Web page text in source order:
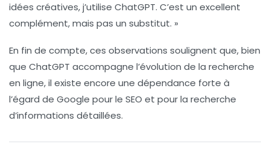
idées créatives, j’utilise ChatGPT. C’est un excellent
complément, mais pas un substitut. »
En fin de compte, ces observations soulignent que, bien
que ChatGPT accompagne l’évolution de la recherche
en ligne, il existe encore une dépendance forte à
l’égard de Google pour le SEO et pour la recherche
d’informations détaillées.